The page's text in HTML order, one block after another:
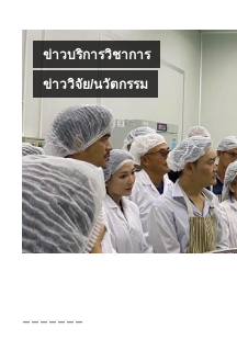
ข่าวบริการวิชาการ
ข่าววิจัย/นวัตกรรม
_______